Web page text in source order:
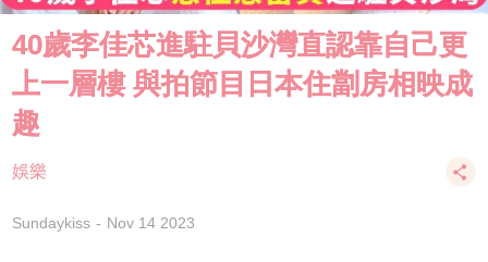
40歲李佳芯進駐貝沙灣直認靠自己更
上一層樓 與拍節目日本住劏房相映成
趣
娛樂
Sundaykiss Nov 14 2023